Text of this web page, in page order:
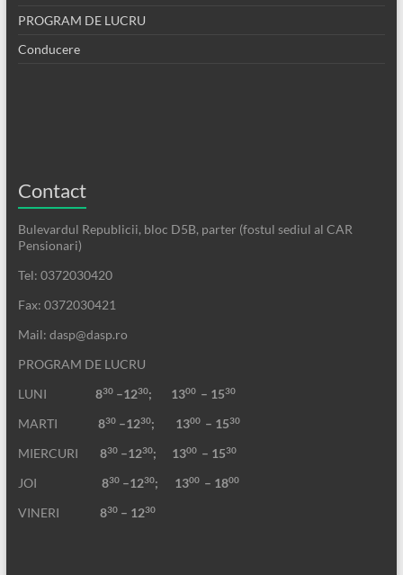
PROGRAM DE LUCRU
Conducere
Contact
Bulevardul Republicii, bloc D5B, parter (fostul sediul al CAR
Pensionari)
Tel: 0372030420
Fax: 0372030421
Mail: dasp@dasp.ro
PROGRAM DE LUCRU
LUNI
830–1230; 1300 – 1530
MARTI 830–1230; 1300 – 1530
MIERCURI 830–1230; 1300 – 1530
JOI 830–1230; 1300 – 1800
VINERI 830– 1230